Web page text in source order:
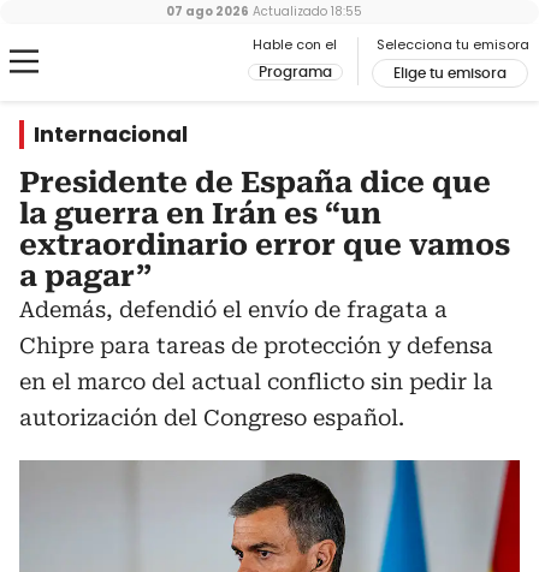
Hable con el
Programa
Selecciona tu emisora
Elige tu emisora
07 ago 2026 Actualizado 18:55
Internacional
Presidente de España dice que
la guerra en Irán es “un
extraordinario error que vamos
a pagar”
Además, defendió el envío de fragata a
Chipre para tareas de protección y defensa
en el marco del actual conflicto sin pedir la
autorización del Congreso español.